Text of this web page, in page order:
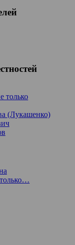
только
(Лукашенко)